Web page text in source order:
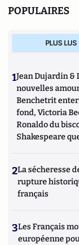
POPULAIRES
PLUS LUS
1Jean Dujardin
nouvelles
Benchetrit
fond, Victoria
Ronaldo du
Shakespeare
2La sécheresse
rupture
français
3Les Français
européenne